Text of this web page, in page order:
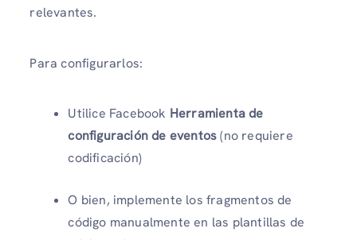
relevantes.
Para configurarlos:
Utilice Facebook Herramienta de
configuración de eventos(no requiere
codificación)
O bien, implemente los fragmentos de
código manualmente en las plantillas de